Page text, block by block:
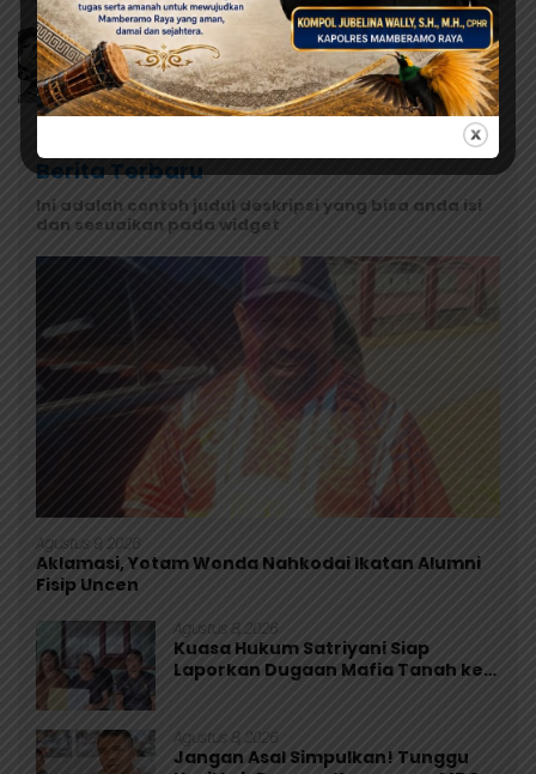
Berita Terbaru
Ini adalah contoh judul deskripsi yang bisa anda isi
dan sesuaikan pada widget
Agustus 9, 2026
Aklamasi, Yotam Wonda Nahkodai Ikatan Alumni
Fisip Uncen
Agustus 8, 2026
Kuasa Hukum Satriyani Siap
Laporkan Dugaan Mafia Tanah ke
Agustus 8, 2026
Jangan Asal Simpulkan! Tunggu